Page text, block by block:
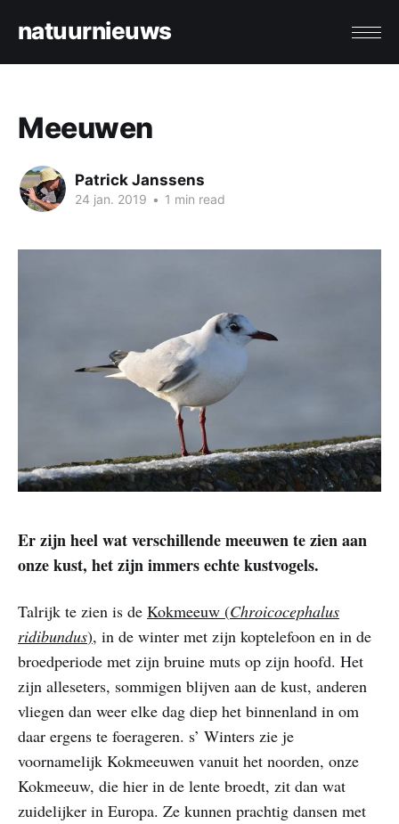
natuurnieuws
Meeuwen
Patrick Janssens
24 jan. 2019 • 1 min read
Er zijn heel wat verschillende meeuwen te zien aan
onze kust, het zijn immers echte kustvogels.
Talrijk te zien is de Kokmeeuw (Chroicocephalus
ridibundus), in de winter met zijn koptelefoon en in de
broedperiode met zijn bruine muts op zijn hoofd. Het
zijn alleseters, sommigen blijven aan de kust, anderen
vliegen dan weer elke dag diep het binnenland in om
daar ergens te foerageren. s’ Winters zie je
voornamelijk Kokmeeuwen vanuit het noorden, onze
Kokmeeuw, die hier in de lente broedt, zit dan wat
zuidelijker in Europa. Ze kunnen prachtig dansen met